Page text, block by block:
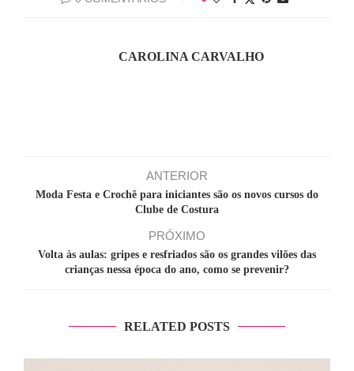
CAROLINA CARVALHO
ANTERIOR
Moda Festa e Crochê para iniciantes são os novos cursos do
Clube de Costura
PRÓXIMO
Volta às aulas: gripes e resfriados são os grandes vilões das
crianças nessa época do ano, como se prevenir?
RELATED POSTS